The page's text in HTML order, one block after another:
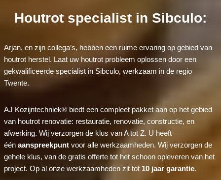
Houtrot specialist in Sibculo:
Arjan, en zijn collega’s, hebben een ruime ervaring op gebied van
houtrot herstel. Laat uw houtrot probleem oplossen door een
gekwalificeerde specialist in Sibculo, werkzaam in de regio
Twente.
AJ Kozijntechniek® biedt een compleet pakket aan op het gebied
van houtrot renovatie: restauratie, renovatie, constructie, en
afwerking. Wij verzorgen de klus van A tot Z. U heeft
één aanspreekpuntvoor alle werkzaamheden. Wij verzorgen de
gehele klus, van de gratis offerte tot het schoon opleveren van het
project. Op al onze werkzaamheden zit tot 10 jaar garantie.